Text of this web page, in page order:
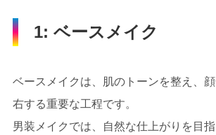
1: ベースメイク
ベースメイクは、肌のトーンを整え、
右する重要な工程です。
男装メイクでは、自然な仕上がりを目